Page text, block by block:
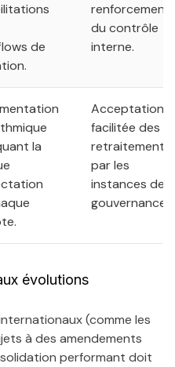
de
renforcement
du contrôle
interne.
la
Acceptation
facilitée des
retraitements
par les
instances de
gouvernance.
évolutions
(comme les
à des amendements
performant doit